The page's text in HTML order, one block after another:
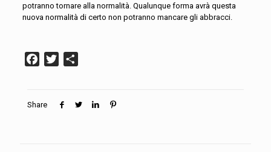
potranno tornare alla normalità. Qualunque forma avrà questa
nuova normalità di certo non potranno mancare gli abbracci.
Facebook
Twitter
Share